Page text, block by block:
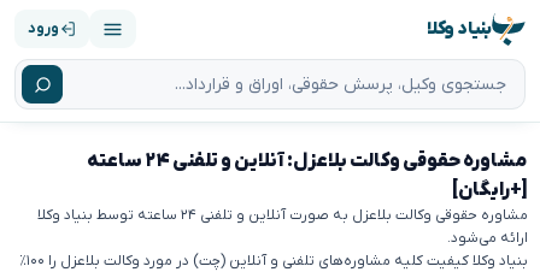
بنیاد وکلا ورود
مشاوره حقوقی وکالت بلاعزل: آنلاین و تلفنی ۲۴ ساعته
[+رایگان]
مشاوره حقوقی وکالت بلاعزل به صورت آنلاین و تلفنی ۲۴ ساعته توسط بنیاد وکلا
ارائه می‌شود.
بنیاد وکلا کیفیت کلیه مشاوره‌های تلفنی و آنلاین (چت) در مورد وکالت بلاعزل را ۱۰۰٪